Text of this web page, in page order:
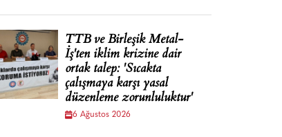
TTB ve Birleşik Metal-
İş'ten iklim krizine dair
ortak talep: 'Sıcakta
çalışmaya karşı yasal
düzenleme zorunluluktur'
6 Ağustos 2026